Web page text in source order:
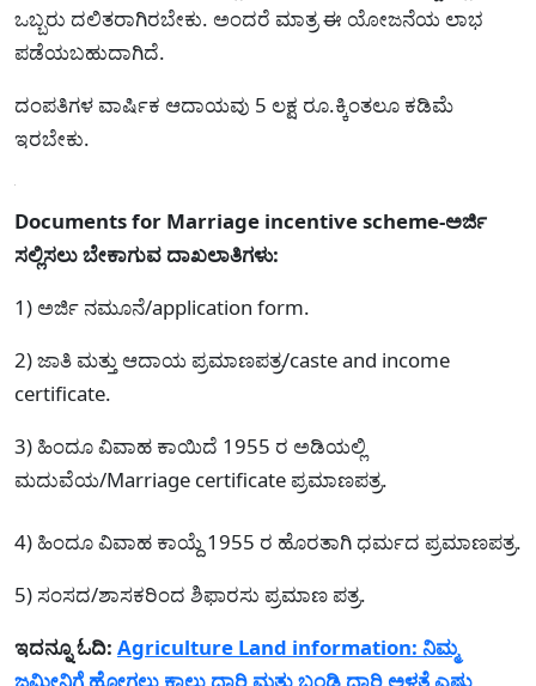
ಒಬ್ಬರು ದಲಿತರಾಗಿರಬೇಕು. ಅಂದರೆ ಮಾತ್ರ ಈ ಯೋಜನೆಯ ಲಾಭ
ಪಡೆಯಬಹುದಾಗಿದೆ.
ದಂಪತಿಗಳ ವಾರ್ಷಿಕ ಆದಾಯವು 5 ಲಕ್ಷ ರೂ.ಕ್ಕಿಂತಲೂ ಕಡಿಮೆ
ಇರಬೇಕು.
Documents for Marriage incentive scheme-ಅರ್ಜಿ
ಸಲ್ಲಿಸಲು ಬೇಕಾಗುವ ದಾಖಲಾತಿಗಳು:
1) ಅರ್ಜಿ ನಮೂನೆ/application form.
2) ಜಾತಿ ಮತ್ತು ಆದಾಯ ಪ್ರಮಾಣಪತ್ರ/caste and income
certificate.
3) ಹಿಂದೂ ವಿವಾಹ ಕಾಯಿದೆ 1955 ರ ಅಡಿಯಲ್ಲಿ
ಮದುವೆಯ/Marriage certificate ಪ್ರಮಾಣಪತ್ರ.
4) ಹಿಂದೂ ವಿವಾಹ ಕಾಯ್ದೆ 1955 ರ ಹೊರತಾಗಿ ಧರ್ಮದ ಪ್ರಮಾಣಪತ್ರ.
5) ಸಂಸದ/ಶಾಸಕರಿಂದ ಶಿಫಾರಸು ಪ್ರಮಾಣ ಪತ್ರ.
ಇದನ್ನೂ ಓದಿ: Agriculture Land information: ನಿಮ್ಮ
ಜಮೀನಿಗೆ ಹೋಗಲು ಕಾಲು ದಾರಿ ಮತ್ತು ಬಂಡಿ ದಾರಿ ಅಳತೆ ಎಷ್ಟು